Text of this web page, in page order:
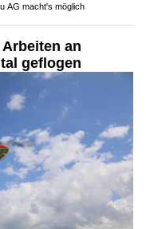
AG macht's möglich
an
geflogen